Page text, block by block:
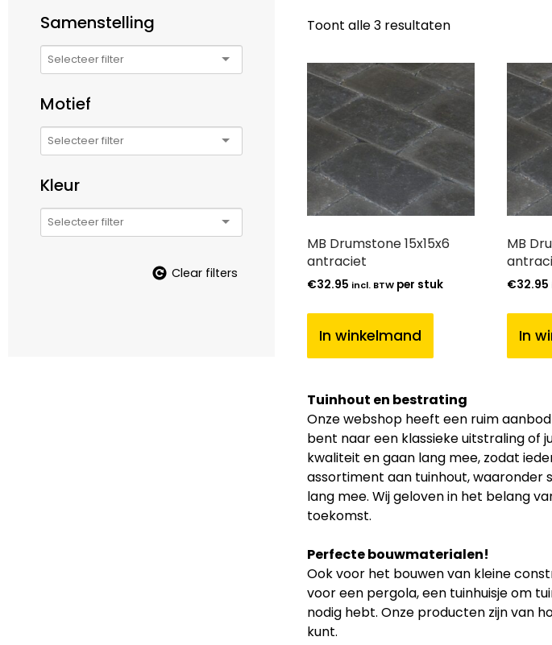
Samenstelling
Motief
Kleur
Clear filters
Toont alle 3 resultaten
MB Drumstone 15x15x6
antraciet
€32.95 incl. BTW per stuk
In winkelmand
MB
€32.95
In
Tuinhout en bestrating
Onze webshop heeft een ruim
bent naar een klassieke uitstraling of
kwaliteit en gaan lang mee, zodat
assortiment aan tuinhout, waaronder
lang mee. Wij geloven in het belang
toekomst.
Perfecte bouwmaterialen!
Ook voor het bouwen van kleine
voor een pergola, een tuinhuisje om
nodig hebt. Onze producten zijn van
kunt.